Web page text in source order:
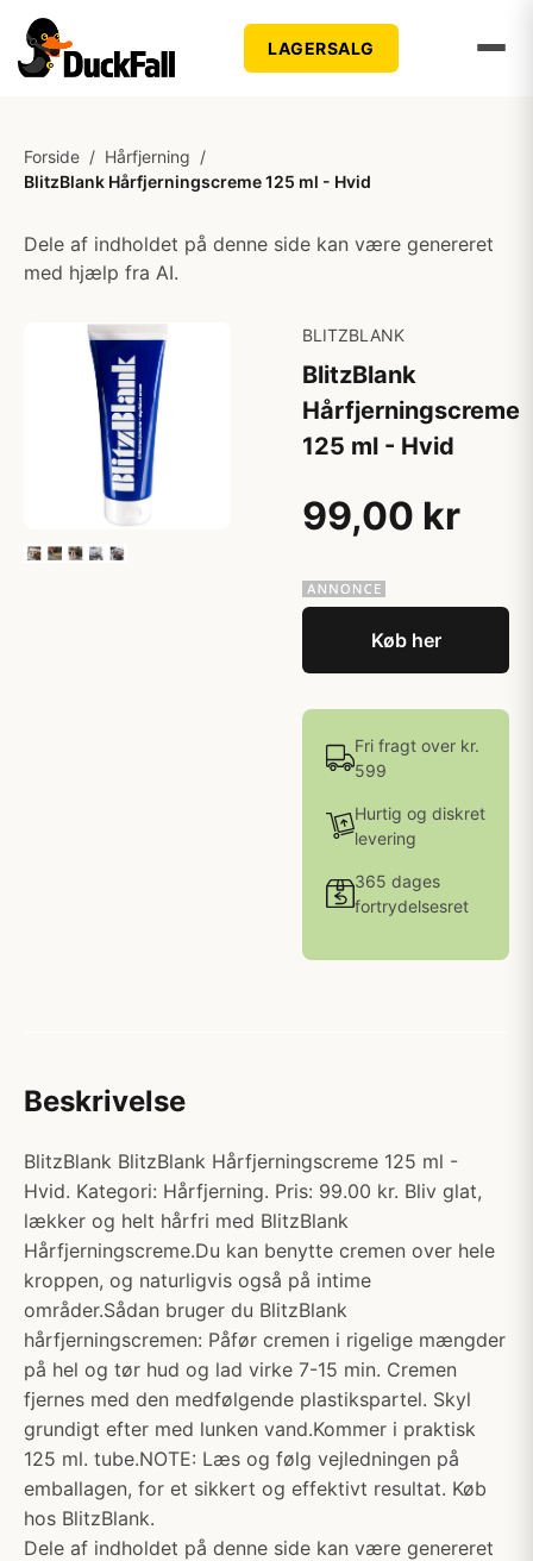
LAGERSALG
Forside / Hårfjerning /
BlitzBlank Hårfjerningscreme 125 ml - Hvid
Dele af indholdet på denne side kan være genereret
med hjælp fra AI.
BLITZBLANK
BlitzBlank
Hårfjerningscreme
125 ml - Hvid
99,00 kr
Køb her
Fri fragt over kr.
599
Hurtig og diskret
levering
365 dages
fortrydelsesret
Beskrivelse
BlitzBlank BlitzBlank Hårfjerningscreme 125 ml -
Hvid. Kategori: Hårfjerning. Pris: 99.00 kr. Bliv glat,
lækker og helt hårfri med BlitzBlank
Hårfjerningscreme.Du kan benytte cremen over hele
kroppen, og naturligvis også på intime
områder.Sådan bruger du BlitzBlank
hårfjerningscremen: Påfør cremen i rigelige mængder
på hel og tør hud og lad virke 7-15 min. Cremen
fjernes med den medfølgende plastikspartel. Skyl
grundigt efter med lunken vand.Kommer i praktisk
125 ml. tube.NOTE: Læs og følg vejledningen på
emballagen, for et sikkert og effektivt resultat. Køb
hos BlitzBlank.
Dele af indholdet på denne side kan være genereret